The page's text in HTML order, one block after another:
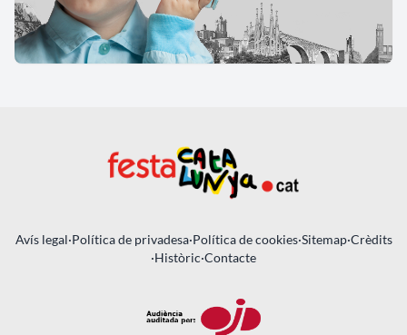
Avís legal·Política de privadesa·Política de cookies·Sitemap·Crèdits
·Històric·Contacte